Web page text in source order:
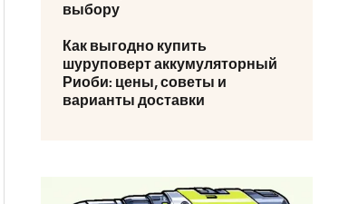
выбору
Как выгодно купить
шуруповерт аккумуляторный
Риоби: цены, советы и
варианты доставки